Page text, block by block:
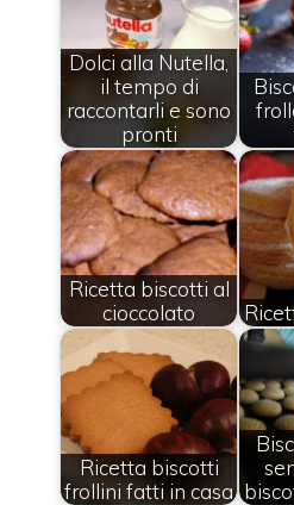
Dolci alla Nutella,
il tempo di
raccontarli e sono
pronti
Ricetta biscotti al
cioccolato
Ricetta biscotti
frollini fatti in casa